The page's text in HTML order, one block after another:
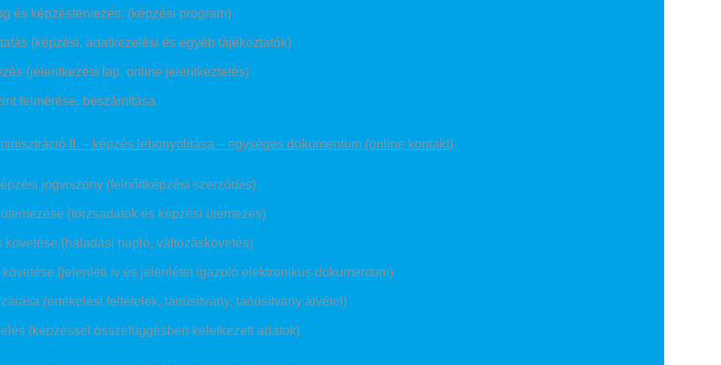
és képzéstervezés: (képzési program)
(képzési, adatkezelési és egyéb tájékoztatók)
(jelentkezési lap, online jelentkeztetés)
felmérése, beszámítása
II. – képzés lebonyolítása – egységes dokumentum (online kontakt)
jogviszony (felnőttképzési szerződés)
(törzsadatok és képzési ütemezés)
követése (haladási napló, változáskövetés)
(jelenléti ív és jelenlétet igazoló elektronikus dokumentum)
(értékelési feltételek, tanúsítvány, tanúsítvány átvétel)
(képzéssel összefüggésben keletkezett adatok)